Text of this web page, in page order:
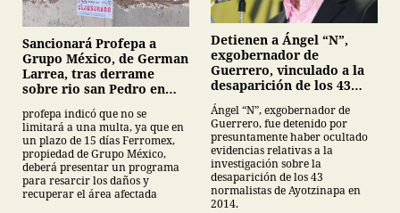
Sancionará Profepa a
Grupo México, de German
Larrea, tras derrame
sobre rio san Pedro en
profepa indicó que no se
limitará a una multa, ya que en
un plazo de 15 días Ferromex,
propiedad de Grupo México,
deberá presentar un programa
para resarcir los daños y
recuperar el área afectada
Detienen a Ángel “N”,
exgobernador de
Guerrero, vinculado a la
desaparición de los 43
normalistas de
Ayotzinapa
Ángel “N”, exgobernador de
Guerrero, fue detenido por
presuntamente haber ocultado
evidencias relativas a la
investigación sobre la
desaparición de los 43
normalistas de Ayotzinapa en
2014.